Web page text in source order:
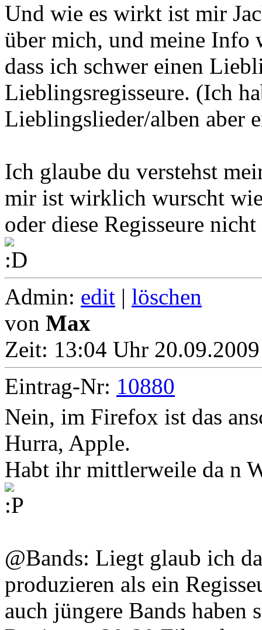
Und wie es wirkt ist mir
über mich, und meine Info
dass ich schwer einen
Lieblingsregisseure. (Ich
Lieblingslieder/alben aber
Ich glaube du verstehst
mir ist wirklich wurscht
oder diese Regisseure
Admin: edit | löschen
von Max
Zeit: 13:04 Uhr
Eintrag-Nr: 10880
Nein, im Firefox ist das
Hurra, Apple.
Habt ihr mittlerweile da n
@Bands: Liegt glaub ich
produzieren als ein
auch jüngere Bands